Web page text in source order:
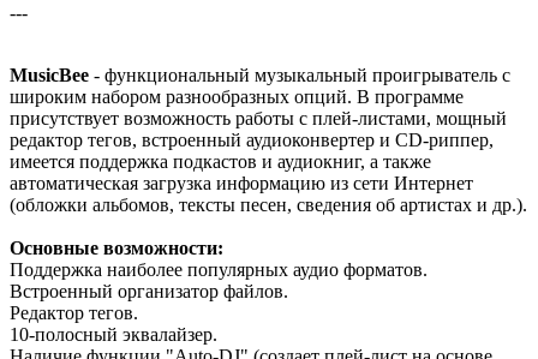
---
MusicBee - функциональный музыкальный проигрыватель с
широким набором разнообразных опций. В программе
присутствует возможность работы с плей-листами, мощный
редактор тегов, встроенный аудиоконвертер и CD-риппер,
имеется поддержка подкастов и аудиокниг, а также
автоматическая загрузка информацию из сети Интернет
(обложки альбомов, тексты песен, сведения об артистах и др.).
Основные возможности:
Поддержка наиболее популярных аудио форматов.
Встроенный организатор файлов.
Редактор тегов.
10-полосный эквалайзер.